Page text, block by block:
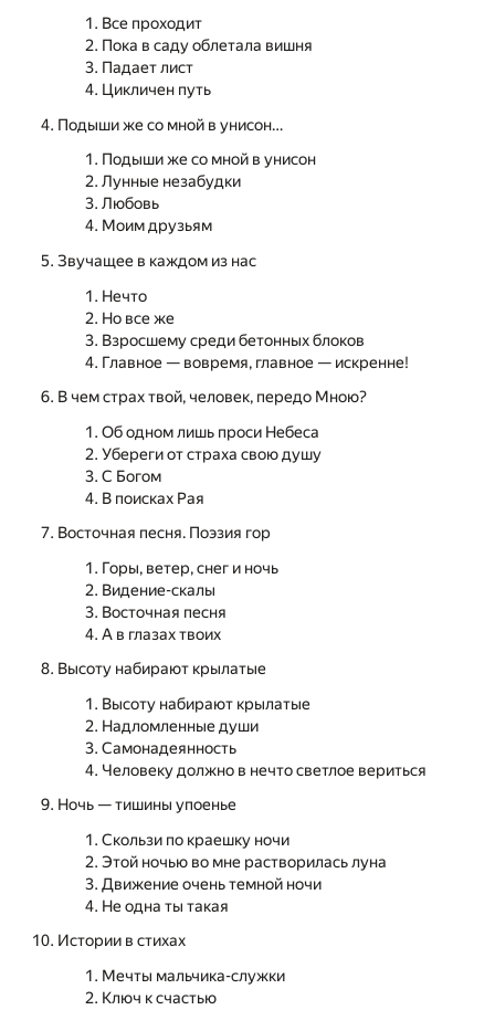
Все проходит
Пока в саду облетала вишня
Падает лист
Цикличен путь
Подыши же со мной в унисон…
Подыши же со мной в унисон
Лунные незабудки
Любовь
Моим друзьям
Звучащее в каждом из нас
Нечто
Но все же
Взросшему среди бетонных блоков
Главное — вовремя, главное — искренне!
В чем страх твой, человек, передо Мною?
Об одном лишь проси Небеса
Убереги от страха свою душу
С Богом
В поисках Рая
Восточная песня. Поэзия гор
Горы, ветер, снег и ночь
Видение-скалы
Восточная песня
А в глазах твоих
Высоту набирают крылатые
Высоту набирают крылатые
Надломленные души
Самонадеянность
Человеку должно в нечто светлое вериться
Ночь — тишины упоенье
Скользи по краешку ночи
Этой ночью во мне растворилась луна
Движение очень темной ночи
Не одна ты такая
Истории в стихах
Мечты мальчика-служки
Ключ к счастью